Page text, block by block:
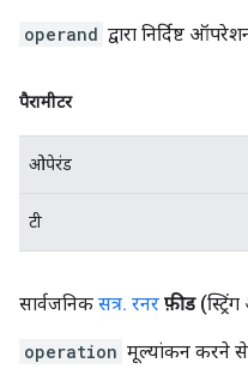
operand द्वारा निर्दिष्ट
पैरामीटर
ओपेरंड
टी
सार्वजनिक सत्र. रनर फ़ीड
operation मूल्यांकन करने से